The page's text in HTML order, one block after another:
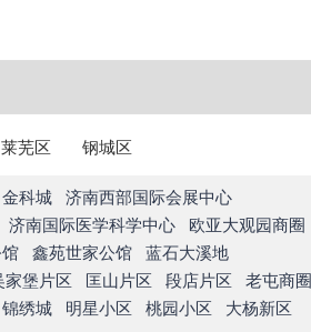
莱芜区 钢城区
金科城
济南西部国际会展中心
济南国际医学科学中心
欧亚大观园商圈
鑫苑世家公馆
蓝石大溪地
家堡片区 匡山片区 段店片区
老屯商圈
锦绣城 明星小区 桃园小区
大杨新区